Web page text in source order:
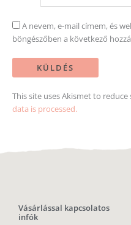
A nevem, e-mail címem, és
böngészőben a következő
This site uses Akismet to reduce
data is processed.
Vásárlással kapcsolatos
infók